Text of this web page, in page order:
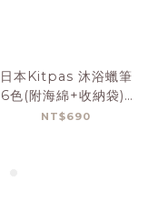
日本Kitpas 沐浴蠟筆
6色(附海綿+收納袋)-
藍色海綿
NT$690